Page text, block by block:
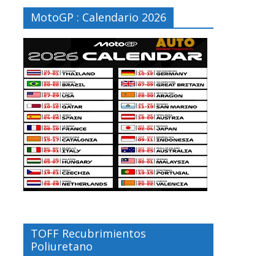
MotoGP : Calendario 2026
TOFF Recubrimientos
Poliuretano